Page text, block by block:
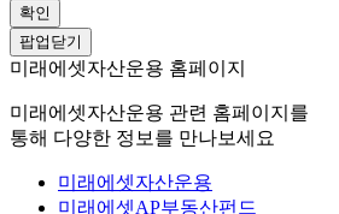
확인
팝업닫기
미래에셋자산운용 홈페이지
미래에셋자산운용 관련 홈페이지를
통해 다양한 정보를 만나보세요
미래에셋자산운용
미래에셋AP부동산펀드